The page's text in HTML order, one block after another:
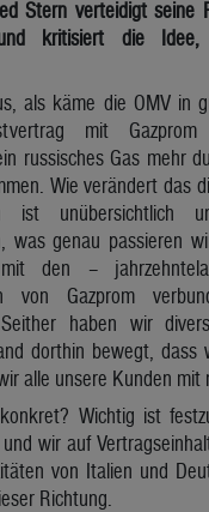
Stern verteidigt seine
kritisiert die Idee,
als käme die OMV in
mit
russisches Gas mehr
Wie verändert das
ist unübersichtlich
was genau passieren
den –
von Gazprom
haben wir
dorthin bewegt, dass
alle unsere Kunden
Wichtig ist
wir auf
von Italien und
Richtung.